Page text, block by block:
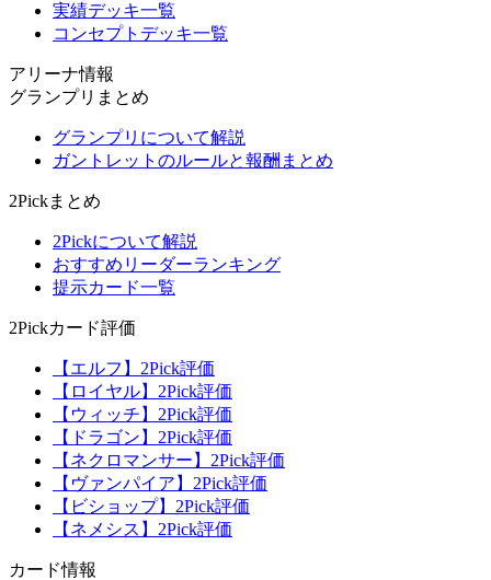
実績デッキ一覧
コンセプトデッキ一覧
アリーナ情報
グランプリまとめ
グランプリについて解説
ガントレットのルールと報酬まとめ
2Pickまとめ
2Pickについて解説
おすすめリーダーランキング
提示カード一覧
2Pickカード評価
【エルフ】2Pick評価
【ロイヤル】2Pick評価
【ウィッチ】2Pick評価
【ドラゴン】2Pick評価
【ネクロマンサー】2Pick評価
【ヴァンパイア】2Pick評価
【ビショップ】2Pick評価
【ネメシス】2Pick評価
カード情報